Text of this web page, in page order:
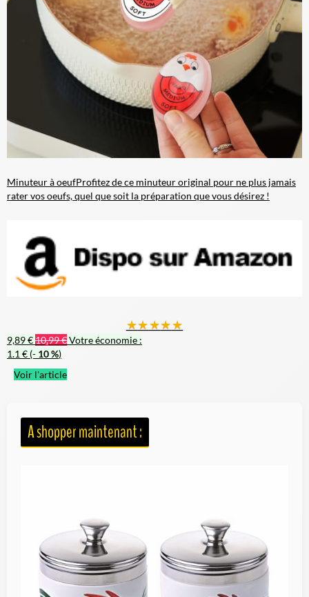
Minuteur à oeufProfitez de ce minuteur original pour ne plus jamais
rater vos oeufs, quel que soit la préparation que vous désirez !
★★★★★
9,89 €10,99 €Votre économie :
1.1 € (- 10 %)
Voir l'article
A shopper maintenant :